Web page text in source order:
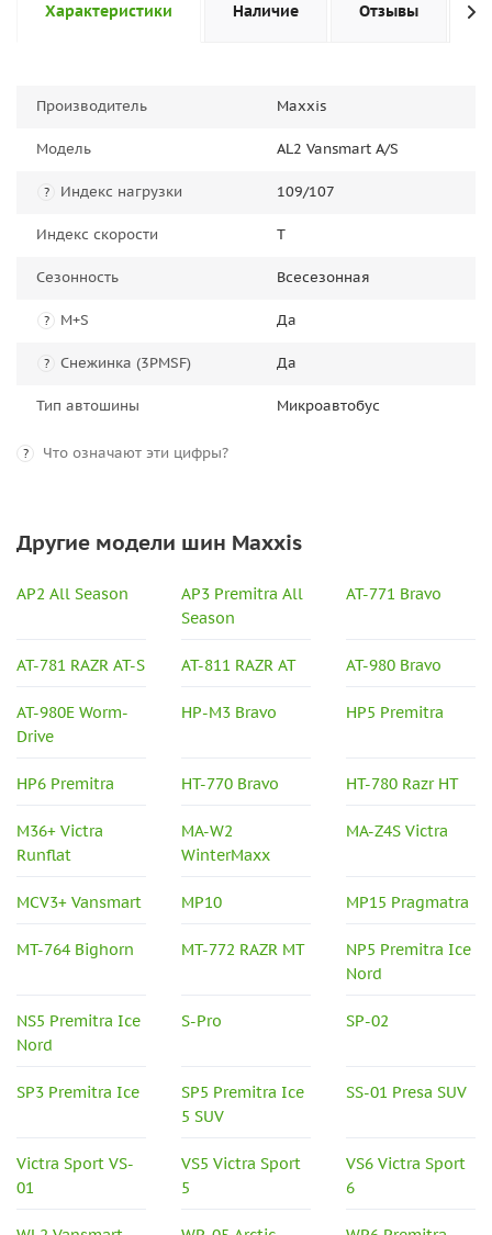
Характеристики Наличие Отзывы
Производитель Maxxis
Модель AL2 Vansmart A/S
? Индекс нагрузки 109/107
Индекс скорости T
Сезонность Всесезонная
? M+S Да
? Снежинка (3PMSF) Да
Тип автошины Микроавтобус
? Что означают эти цифры?
Другие модели шин Maxxis
AP2 All Season
AP3 Premitra All
Season
AT-771 Bravo
AT-781 RAZR AT-S AT-811 RAZR AT AT-980 Bravo
AT-980E Worm-
Drive
HP-M3 Bravo HP5 Premitra
HP6 Premitra HT-770 Bravo HT-780 Razr HT
M36+ Victra
Runflat
MA-W2
WinterMaxx
MA-Z4S Victra
MCV3+ Vansmart MP10 MP15 Pragmatra
MT-764 Bighorn MT-772 RAZR MT
NP5 Premitra Ice
Nord
NS5 Premitra Ice
Nord
S-Pro SP-02
SP3 Premitra Ice
SP5 Premitra Ice
5 SUV
SS-01 Presa SUV
Victra Sport VS-
01
VS5 Victra Sport
5
VS6 Victra Sport
6